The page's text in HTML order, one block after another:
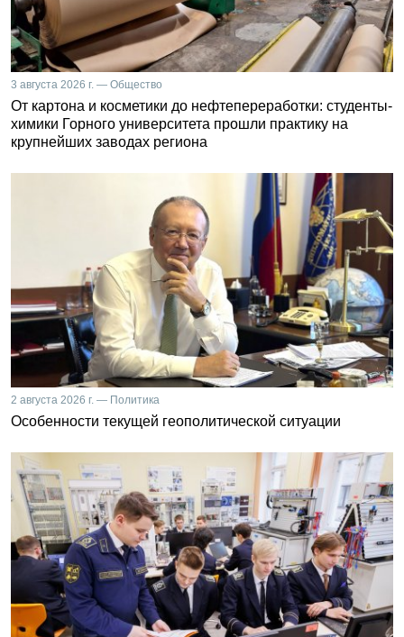
3 августа 2026 г. — Общество
От картона и косметики до нефтепереработки: студенты-
химики Горного университета прошли практику на
крупнейших заводах региона
2 августа 2026 г. — Политика
Особенности текущей геополитической ситуации